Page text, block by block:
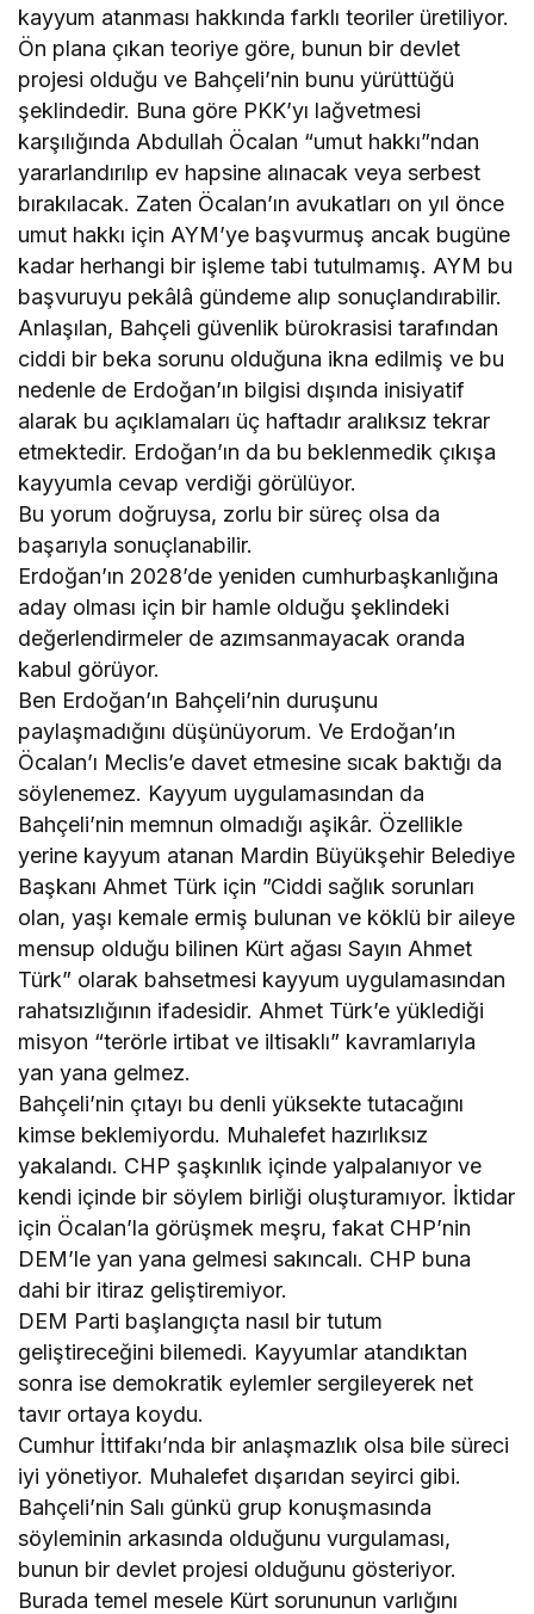
kayyum atanması hakkında farklı teoriler üretiliyor.
Ön plana çıkan teoriye göre, bunun bir devlet
projesi olduğu ve Bahçeli’nin bunu yürüttüğü
şeklindedir. Buna göre PKK’yı lağvetmesi
karşılığında Abdullah Öcalan “umut hakkı”ndan
yararlandırılıp ev hapsine alınacak veya serbest
bırakılacak. Zaten Öcalan’ın avukatları on yıl önce
umut hakkı için AYM’ye başvurmuş ancak bugüne
kadar herhangi bir işleme tabi tutulmamış. AYM bu
başvuruyu pekâlâ gündeme alıp sonuçlandırabilir.
Anlaşılan, Bahçeli güvenlik bürokrasisi tarafından
ciddi bir beka sorunu olduğuna ikna edilmiş ve bu
nedenle de Erdoğan’ın bilgisi dışında inisiyatif
alarak bu açıklamaları üç haftadır aralıksız tekrar
etmektedir. Erdoğan’ın da bu beklenmedik çıkışa
kayyumla cevap verdiği görülüyor.
Bu yorum doğruysa, zorlu bir süreç olsa da
başarıyla sonuçlanabilir.
Erdoğan’ın 2028’de yeniden cumhurbaşkanlığına
aday olması için bir hamle olduğu şeklindeki
değerlendirmeler de azımsanmayacak oranda
kabul görüyor.
Ben Erdoğan’ın Bahçeli’nin duruşunu
paylaşmadığını düşünüyorum. Ve Erdoğan’ın
Öcalan’ı Meclis’e davet etmesine sıcak baktığı da
söylenemez. Kayyum uygulamasından da
Bahçeli’nin memnun olmadığı aşikâr. Özellikle
yerine kayyum atanan Mardin Büyükşehir Belediye
Başkanı Ahmet Türk için ”Ciddi sağlık sorunları
olan, yaşı kemale ermiş bulunan ve köklü bir aileye
mensup olduğu bilinen Kürt ağası Sayın Ahmet
Türk” olarak bahsetmesi kayyum uygulamasından
rahatsızlığının ifadesidir. Ahmet Türk’e yüklediği
misyon “terörle irtibat ve iltisaklı” kavramlarıyla
yan yana gelmez.
Bahçeli’nin çıtayı bu denli yüksekte tutacağını
kimse beklemiyordu. Muhalefet hazırlıksız
yakalandı. CHP şaşkınlık içinde yalpalanıyor ve
kendi içinde bir söylem birliği oluşturamıyor. İktidar
için Öcalan’la görüşmek meşru, fakat CHP’nin
DEM’le yan yana gelmesi sakıncalı. CHP buna
dahi bir itiraz geliştiremiyor.
DEM Parti başlangıçta nasıl bir tutum
geliştireceğini bilemedi. Kayyumlar atandıktan
sonra ise demokratik eylemler sergileyerek net
tavır ortaya koydu.
Cumhur İttifakı’nda bir anlaşmazlık olsa bile süreci
iyi yönetiyor. Muhalefet dışarıdan seyirci gibi.
Bahçeli’nin Salı günkü grup konuşmasında
söyleminin arkasında olduğunu vurgulaması,
bunun bir devlet projesi olduğunu gösteriyor.
Burada temel mesele Kürt sorununun varlığını